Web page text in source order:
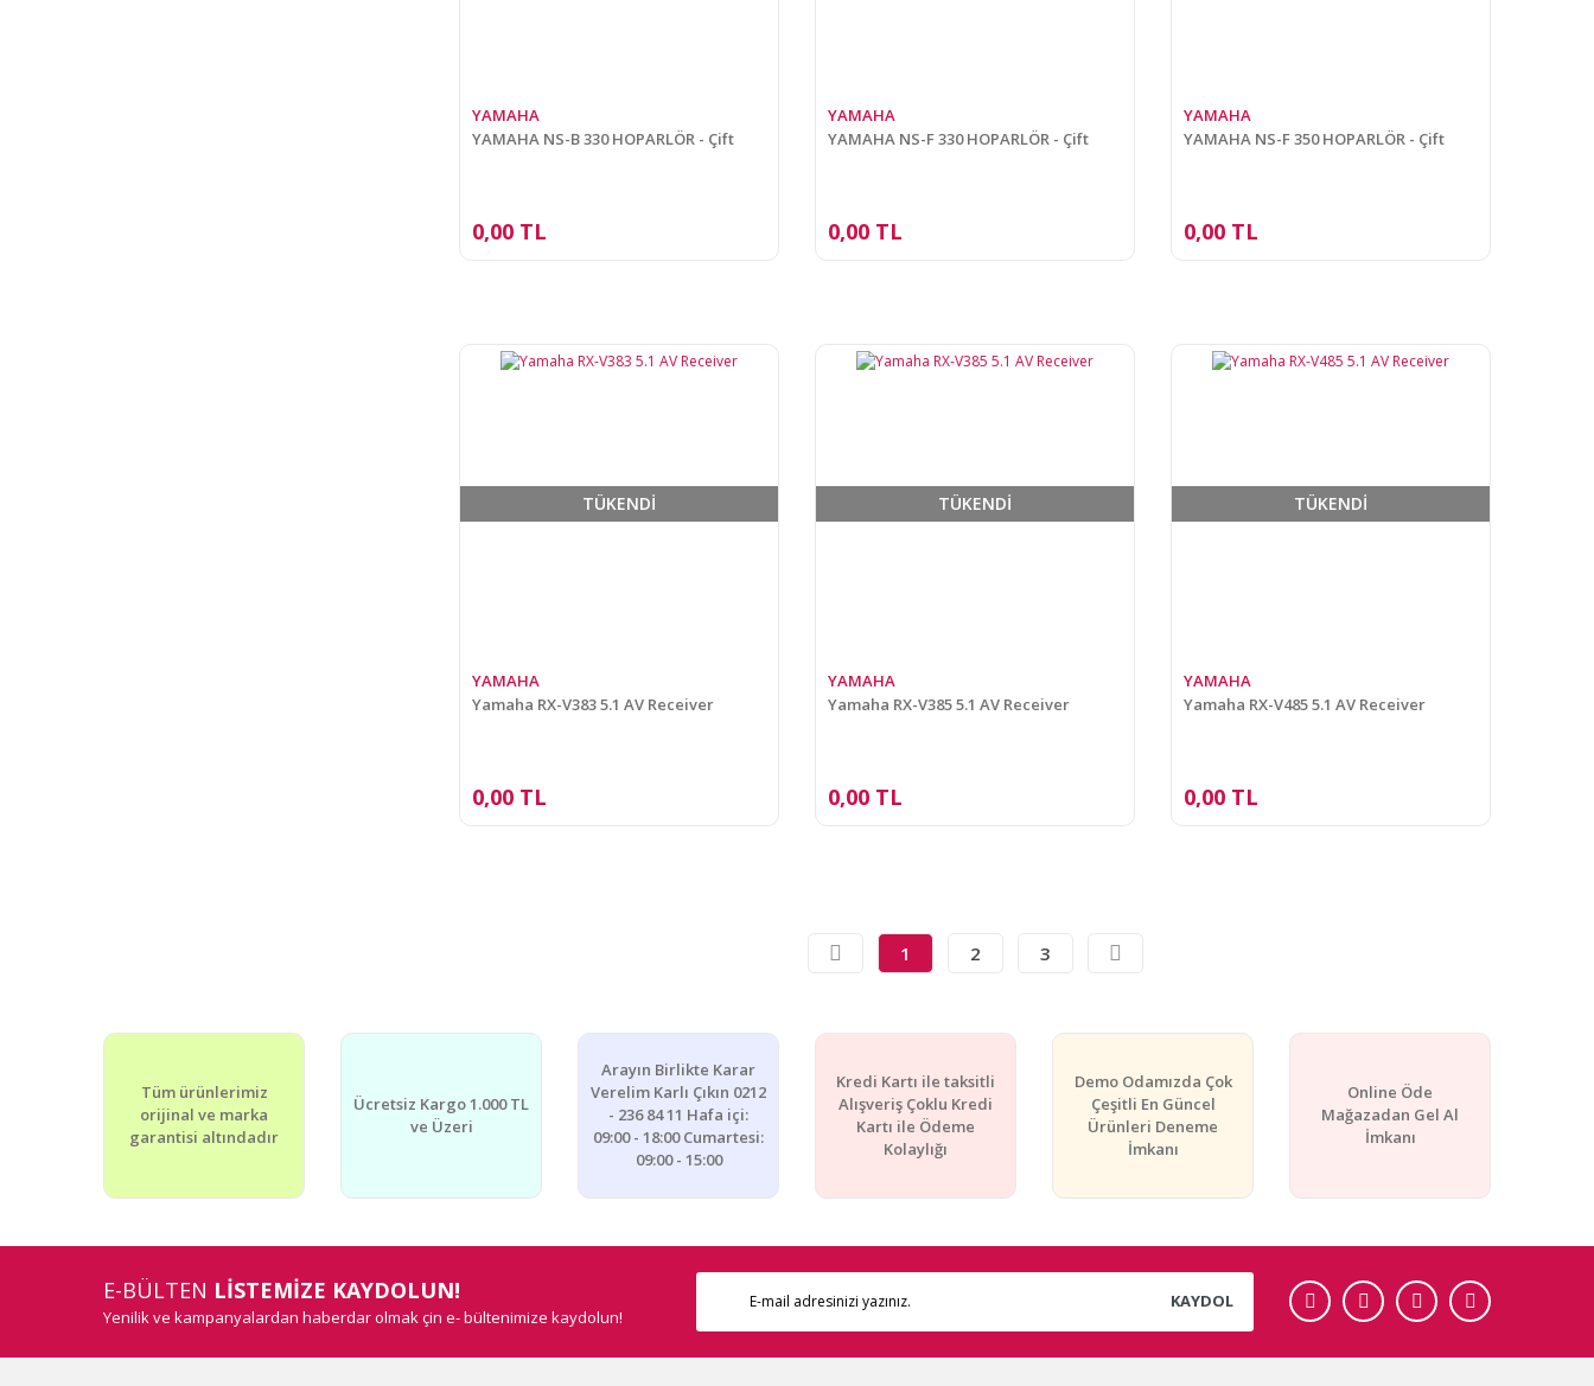
YAMAHA
YAMAHA NS-B 330 HOPARLÖR - Çift
0,00 TL
YAMAHA
YAMAHA NS-F 330 HOPARLÖR - Çift
0,00 TL
YAMAHA
YAMAHA NS-F 350 HOPARLÖR - Çift
0,00 TL
TÜKENDİ
YAMAHA
Yamaha RX-V383 5.1 AV Receiver
0,00 TL
TÜKENDİ
YAMAHA
Yamaha RX-V385 5.1 AV Receiver
0,00 TL
TÜKENDİ
YAMAHA
Yamaha RX-V485 5.1 AV Receiver
0,00 TL
1 2 3
Tüm ürünlerimiz
orijinal ve marka
garantisi altındadır
Ücretsiz Kargo 1.000 TL
ve Üzeri
Arayın Birlikte Karar
Verelim Karlı Çıkın 0212
- 236 84 11 Hafa içi:
09:00 - 18:00 Cumartesi:
09:00 - 15:00
Kredi Kartı ile taksitli
Alışveriş Çoklu Kredi
Kartı ile Ödeme
Kolaylığı
Demo Odamızda Çok
Çeşitli En Güncel
Ürünleri Deneme
İmkanı
Online Öde
Mağazadan Gel Al
İmkanı
E-BÜLTEN LİSTEMİZE KAYDOLUN!
Yenilik ve kampanyalardan haberdar olmak çin e- bültenimize kaydolun!
KAYDOL